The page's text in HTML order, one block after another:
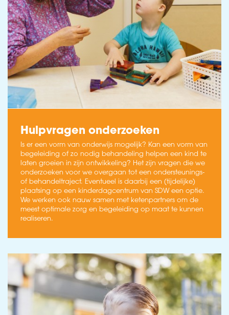
Hulpvragen onderzoeken
Is er een vorm van onderwijs mogelijk? Kan een vorm van
begeleiding of zo nodig behandeling helpen een kind te
laten groeien in zijn ontwikkeling? Het zijn vragen die we
onderzoeken voor we overgaan tot een ondersteunings-
of behandeltraject. Eventueel is daarbij een (tijdelijke)
plaatsing op een kinderdagcentrum van SDW een optie.
We werken ook nauw samen met ketenpartners om de
meest optimale zorg en begeleiding op maat te kunnen
realiseren.